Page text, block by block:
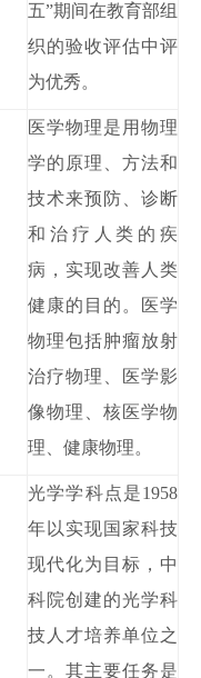
五”期间在教育部组
织的验收评估中评
为优秀。
医学物理是用物理
学的原理、方法和
技术来预防、诊断
和治疗人类的疾
病，实现改善人类
健康的目的。医学
物理包括肿瘤放射
治疗物理、医学影
像物理、核医学物
理、健康物理。
光学学科点是1958
年以实现国家科技
现代化为目标，中
科院创建的光学科
技人才培养单位之
一。 其主要任务是